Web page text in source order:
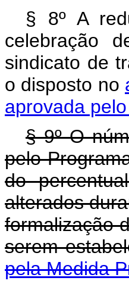
§ 8º A
celebração
sindicato de
o disposto no
aprovada
§ 9º O
pelo
do
alterados
formalização
serem
pela Medida